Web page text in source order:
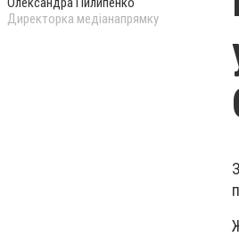
Директорка медіанапрямку